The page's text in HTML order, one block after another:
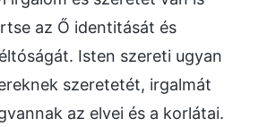
az Ő identitását és
Isten szereti ugyan
szeretetét, irgalmát
az elvei és a korlátai.